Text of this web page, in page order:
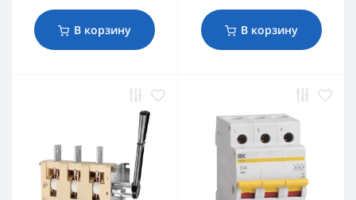
В корзину В корзину